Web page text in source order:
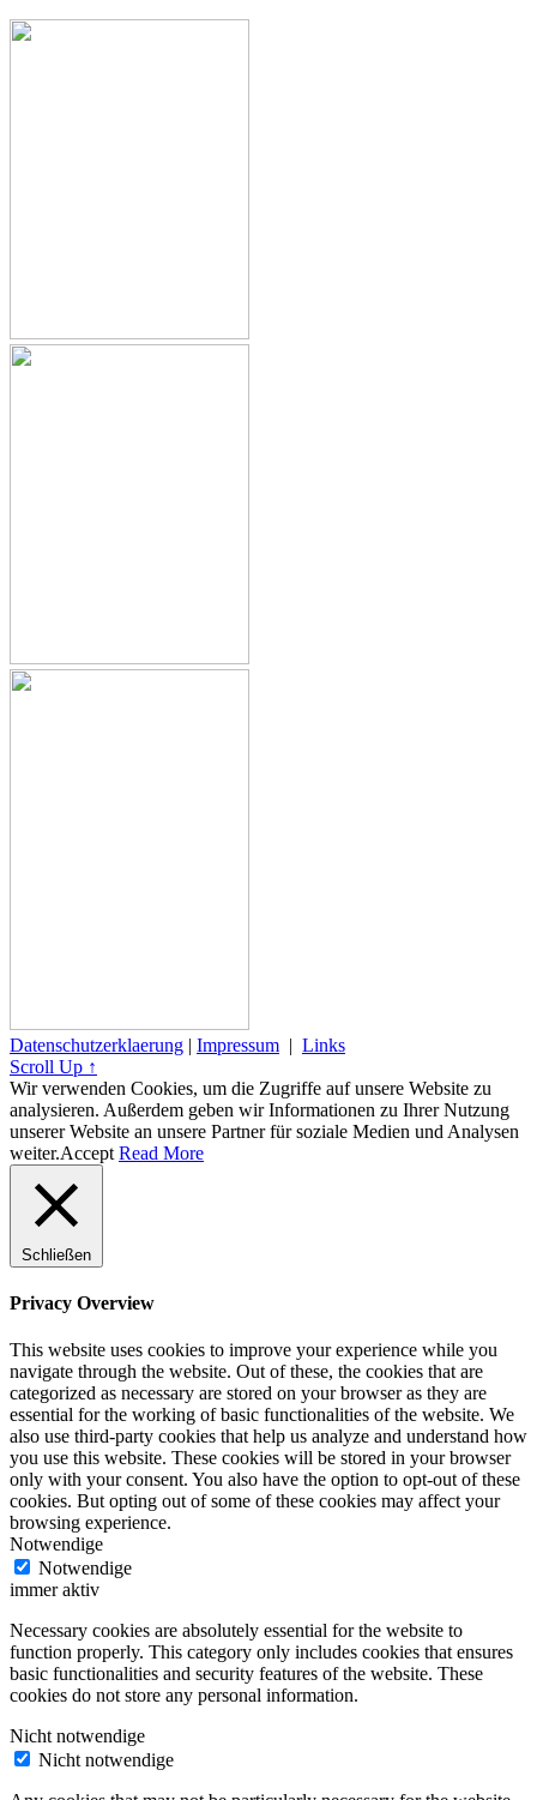
Datenschutzerklaerung | Impressum | Links
Scroll Up ↑
Wir verwenden Cookies, um die Zugriffe auf unsere Website zu
analysieren. Außerdem geben wir Informationen zu Ihrer Nutzung
unserer Website an unsere Partner für soziale Medien und Analysen
weiter.Accept Read More
Schließen
Privacy Overview
This website uses cookies to improve your experience while you
navigate through the website. Out of these, the cookies that are
categorized as necessary are stored on your browser as they are
essential for the working of basic functionalities of the website. We
also use third-party cookies that help us analyze and understand how
you use this website. These cookies will be stored in your browser
only with your consent. You also have the option to opt-out of these
cookies. But opting out of some of these cookies may affect your
browsing experience.
Notwendige
Notwendige
immer aktiv
Necessary cookies are absolutely essential for the website to
function properly. This category only includes cookies that ensures
basic functionalities and security features of the website. These
cookies do not store any personal information.
Nicht notwendige
Nicht notwendige